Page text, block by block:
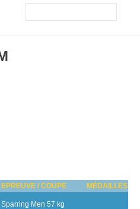
EPREUVE / COUPE MÉDAILLES
Sparring Men 57 kg